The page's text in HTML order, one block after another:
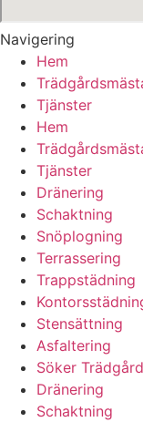
Navigering
Hem
Tjänster
Hem
Tjänster
Dränering
Schaktning
Snöplogning
Terrassering
Trappstädning
Stensättning
Asfaltering
Söker
Dränering
Schaktning